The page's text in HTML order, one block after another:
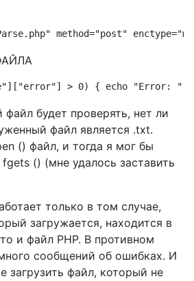
method="post"
> 0) { echo "Error: "
будет проверять, нет ли
файл является .txt.
() файл, и тогда я мог бы
() (мне удалось заставить
только в том случае,
загружается, находится в
и файл PHP. В противном
сообщений об ошибках. И
загрузить файл, который не